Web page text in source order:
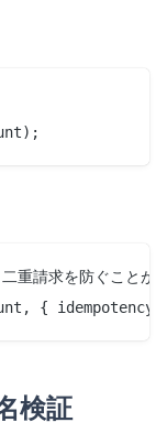
重請求を防ぐことが
検証